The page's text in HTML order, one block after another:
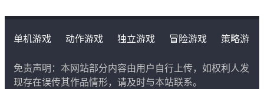
你掷骰子时的发挥。处理你的系统中越积越多的故障。硬
着头皮赌一把手气，把握好每一个循环的时间。
单机游戏 动作游戏 独立游戏 冒险游戏
策略游
免责声明：本网站部分内容由用户自行上传，如权利人发
现存在误传其作品情形，请及时与本站联系。